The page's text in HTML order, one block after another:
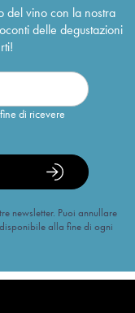
del vino con la nostra
delle degustazioni
di ricevere
newsletter. Puoi annullare
alla fine di ogni